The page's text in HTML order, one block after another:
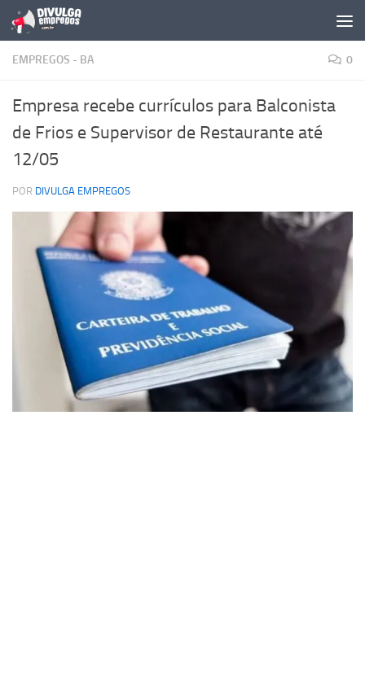
Skip to content
EMPREGOS - BA 0
Empresa recebe currículos para Balconista
de Frios e Supervisor de Restaurante até
12/05
POR DIVULGA EMPREGOS